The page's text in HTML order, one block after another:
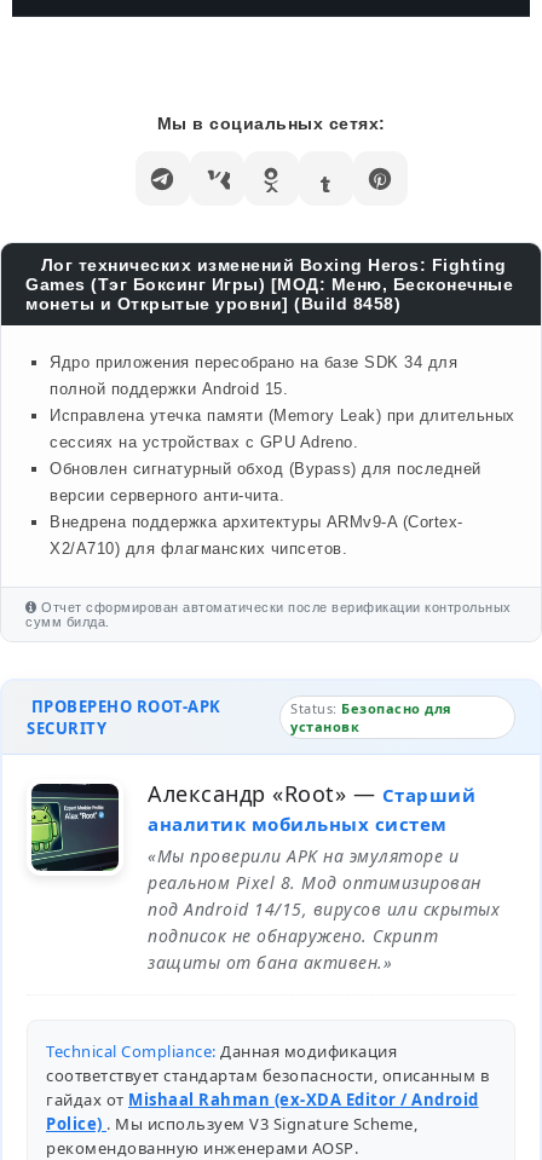
Мы в социальных сетях:
Лог технических изменений Boxing Heros: Fighting
Games (Тэг Боксинг Игры) [МОД: Меню, Бесконечные
монеты и Открытые уровни] (Build 8458)
Ядро приложения пересобрано на базе SDK 34 для
полной поддержки Android 15.
Исправлена утечка памяти (Memory Leak) при длительных
сессиях на устройствах с GPU Adreno.
Обновлен сигнатурный обход (Bypass) для последней
версии серверного анти-чита.
Внедрена поддержка архитектуры ARMv9-A (Cortex-
X2/A710) для флагманских чипсетов.
Отчет сформирован автоматически после верификации контрольных
сумм билда.
ПРОВЕРЕНО ROOT-APK
SECURITY
Status: Безопасно для
установк
Александр «Root» — Старший
аналитик мобильных систем
«Мы проверили APK на эмуляторе и
реальном Pixel 8. Мод оптимизирован
под Android 14/15, вирусов или скрытых
подписок не обнаружено. Скрипт
защиты от бана активен.»
Technical Compliance: Данная модификация
соответствует стандартам безопасности, описанным в
гайдах от Mishaal Rahman (ex-XDA Editor / Android
Police) . Мы используем V3 Signature Scheme,
рекомендованную инженерами AOSP.